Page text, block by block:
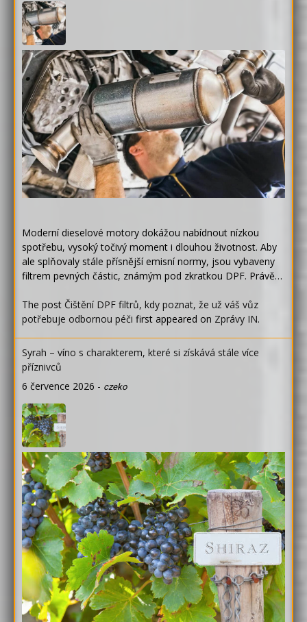
Moderní dieselové motory dokážou nabídnout nízkou
spotřebu, vysoký točivý moment i dlouhou životnost. Aby
ale splňovaly stále přísnější emisní normy, jsou vybaveny
filtrem pevných částic, známým pod zkratkou DPF. Právě…
The post Čištění DPF filtrů, kdy poznat, že už váš vůz
potřebuje odbornou péči first appeared on Zprávy IN.
Syrah – víno s charakterem, které si získává stále více
příznivců
6 července 2026 - czeko